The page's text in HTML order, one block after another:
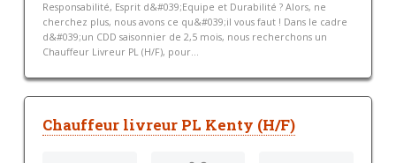
Responsabilité, Esprit d&#039;Equipe et Durabilité ? Alors, ne
cherchez plus, nous avons ce qu&#039;il vous faut ! Dans le cadre
d&#039;un CDD saisonnier de 2,5 mois, nous recherchons un
Chauffeur Livreur PL (H/F), pour...
Chauffeur livreur PL Kenty (H/F)